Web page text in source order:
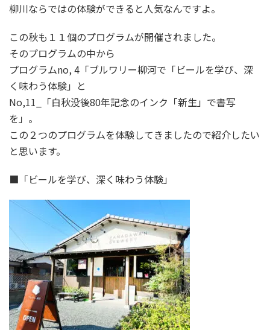
柳川ならではの体験ができると人気なんですよ。
この秋も１１個のプログラムが開催されました。
そのプログラムの中から
プログラムno, 4「ブルワリー柳河で「ビールを学び、深
く味わう体験」と
No,11_「白秋没後80年記念のインク「新生」で書写
を」。
この２つのプログラムを体験してきましたので紹介したい
と思います。
■「ビールを学び、深く味わう体験」